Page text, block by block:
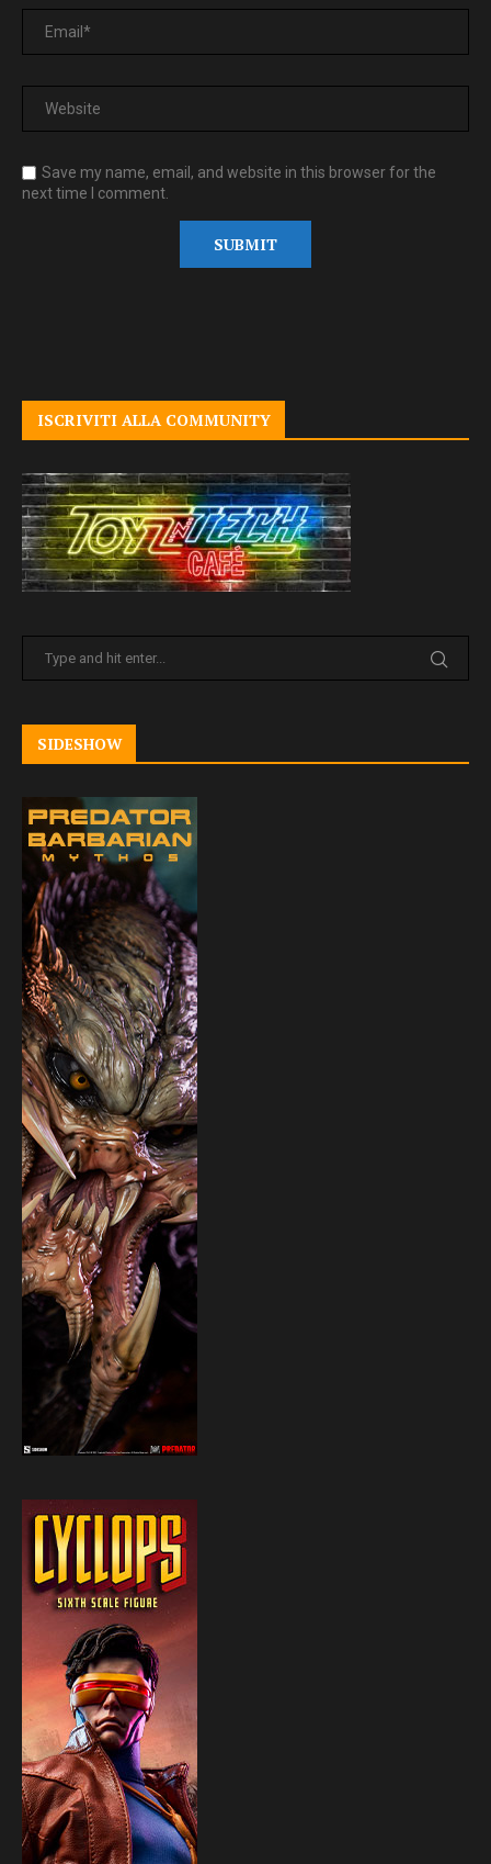
Save my name, email, and website in this browser for the
next time I comment.
ISCRIVITI ALLA COMMUNITY
SIDESHOW